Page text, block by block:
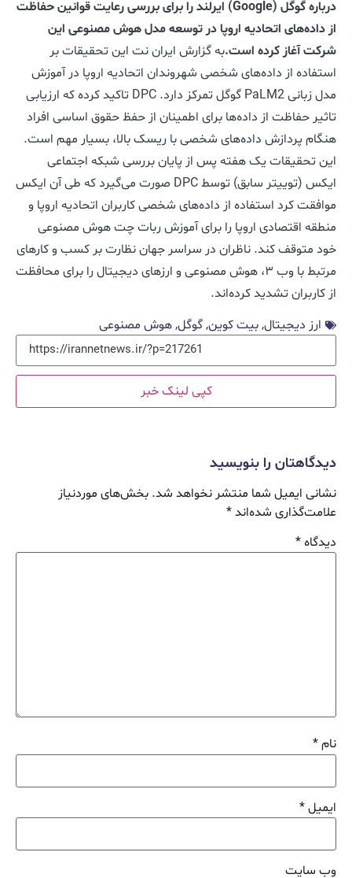
درباره گوگل (Google) ایرلند را برای بررسی رعایت قوانین حفاظت
از داده‌های اتحادیه اروپا در توسعه مدل هوش مصنوعی این
شرکت آغاز کرده است.به گزارش ایران نت این تحقیقات بر
استفاده از داده‌های شخصی شهروندان اتحادیه اروپا در آموزش
مدل زبانی PaLM2 گوگل تمرکز دارد. DPC تاکید کرده که ارزیابی
تاثیر حفاظت از داده‌ها برای اطمینان از حفظ حقوق اساسی افراد
هنگام پردازش داده‌های شخصی با ریسک بالا، بسیار مهم است.
این تحقیقات یک هفته پس از پایان بررسی شبکه اجتماعی
ایکس (توییتر سابق) توسط DPC صورت می‌گیرد که طی آن ایکس
موافقت کرد استفاده از داده‌های شخصی کاربران اتحادیه اروپا و
منطقه اقتصادی اروپا را برای آموزش ربات چت هوش مصنوعی
خود متوقف کند. ناظران در سراسر جهان نظارت بر کسب و کارهای
مرتبط با وب ۳، هوش مصنوعی و ارزهای دیجیتال را برای محافظت
از کاربران تشدید کرده‌اند.
ارز دیجیتال,بیت کوین,گوگل,هوش مصنوعی
کپی لینک خبر
دیدگاهتان را بنویسید
نشانی ایمیل شما منتشر نخواهد شد. بخش‌های موردنیاز
علامت‌گذاری شده‌اند*
دیدگاه*
نام*
ایمیل*
وب‌ سایت